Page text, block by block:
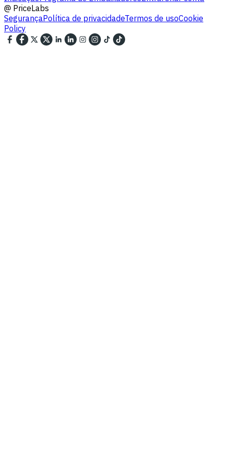
@ PriceLabs
SegurançaPolítica de privacidadeTermos de usoCookie
Policy